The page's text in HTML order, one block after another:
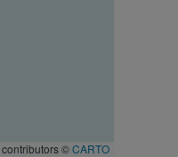
contributors ©CARTO